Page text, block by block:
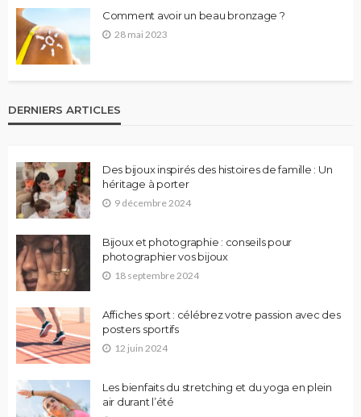
Comment avoir un beau bronzage ?
28 mai 2023
DERNIERS ARTICLES
Des bijoux inspirés des histoires de famille : Un
héritage à porter
9 décembre 2024
Bijoux et photographie : conseils pour
photographier vos bijoux
18 septembre 2024
Affiches sport : célébrez votre passion avec des
posters sportifs
12 juin 2024
Les bienfaits du stretching et du yoga en plein
air durant l’été